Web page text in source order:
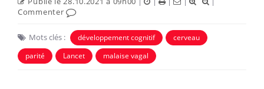
Commenter
Mots clés : développement cognitif
cerveau
parité
Lancet malaise vagal